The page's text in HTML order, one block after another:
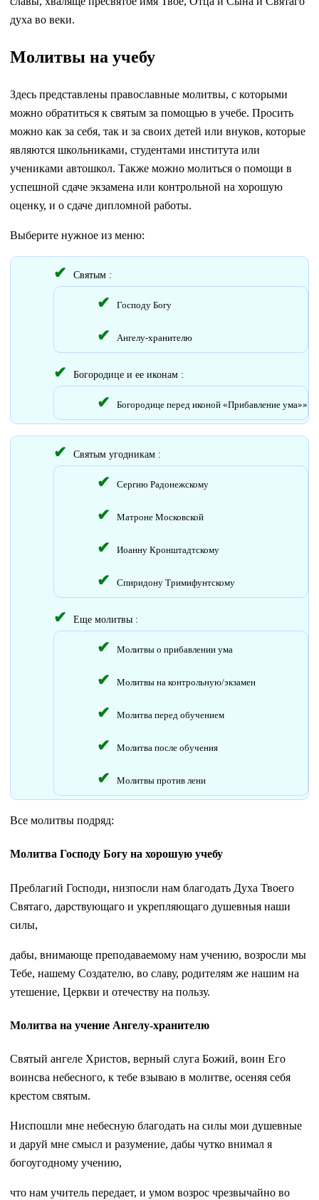
духа во веки.
Молитвы на учебу
Здесь представлены православные молитвы, с которыми
можно обратиться к святым за помощью в учебе. Просить
можно как за себя, так и за своих детей или внуков, которые
являются школьниками, студентами института или
учениками автошкол. Также можно молиться о помощи в
успешной сдаче экзамена или контрольной на хорошую
оценку, и о сдаче дипломной работы.
Выберите нужное из меню:
Святым :
Господу Богу
Ангелу-хранителю
Богородице и ее иконам :
Богородице перед иконой «Прибавление ума»»
Святым угодникам :
Сергию Радонежскому
Матроне Московской
Иоанну Кронштадтскому
Спиридону Тримифунтскому
Еще молитвы :
Молитвы о прибавлении ума
Молитвы на контрольную/экзамен
Молитва перед обучением
Молитва после обучения
Молитвы против лени
Все молитвы подряд:
Молитва Господу Богу на хорошую учебу
Преблагий Господи, низпосли нам благодать Духа Твоего
Святаго, дарствующаго и укрепляющаго душевныя наши
силы,
дабы, внимающе преподаваемому нам учению, возросли мы
Тебе, нашему Создателю, во славу, родителям же нашим на
утешение, Церкви и отечеству на пользу.
Молитва на учение Ангелу-хранителю
Святый ангеле Христов, верный слуга Божий, воин Его
воинсва небесного, к тебе взываю в молитве, осеняя себя
крестом святым.
Ниспошли мне небесную благодать на силы мои душевные
и даруй мне смысл и разумение, дабы чутко внимал я
богоугодному учению,
что нам учитель передает, и умом возрос чрезвычайно во